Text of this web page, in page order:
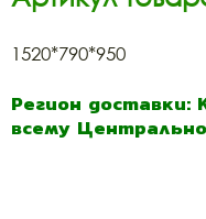
1520*790*950
Регион доставки:
всему